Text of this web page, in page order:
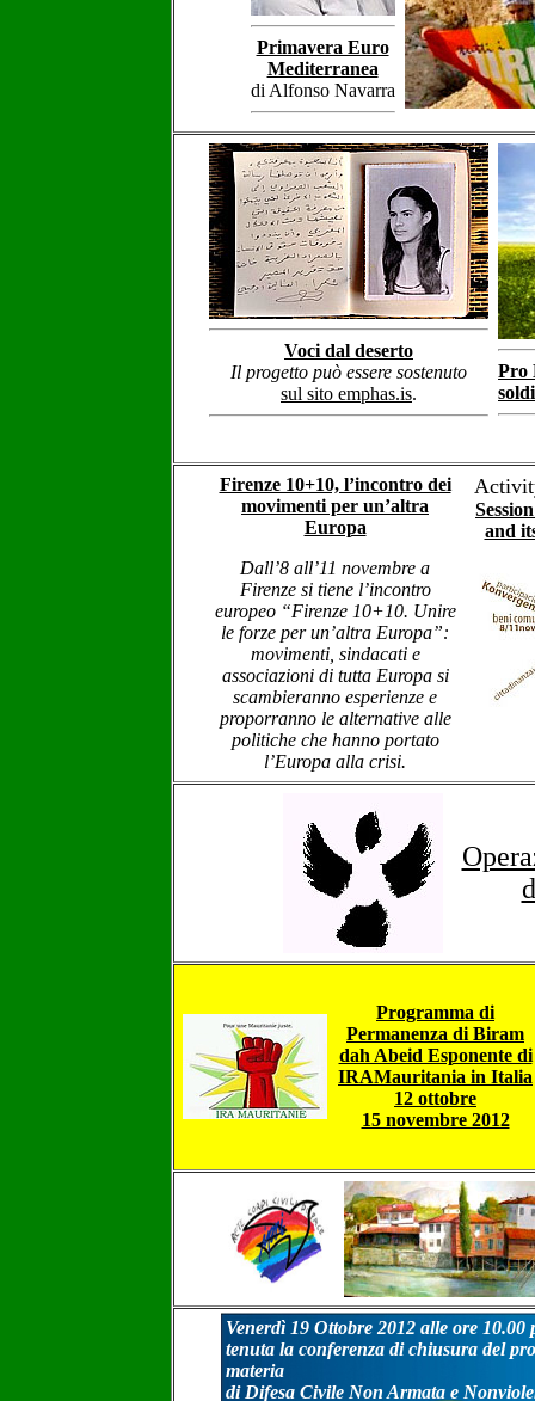
Primavera Euro
Mediterranea
di Alfonso Navarra
Voci dal deserto
Il progetto può essere sostenuto
sul sito emphas.is.
Pro
Firenze 10+10, l’incontro dei
movimenti per un’altra
Europa
Dall’8 all’11 novembre a
Firenze si tiene l’incontro
europeo “Firenze 10+10. Unire
le forze per un’altra Europa”:
movimenti, sindacati e
associazioni di tutta Europa si
scambieranno esperienze e
proporranno le alternative alle
politiche che hanno portato
l’Europa alla crisi.
and
Programma di
Permanenza di Biram
dah Abeid Esponente di
IRAMauritania in Italia
12 ottobre
15 novembre 2012
Venerdì 19 Ottobre 2012 alle ore
tenuta la conferenza di chiusura del
materia
di Difesa Civile Non Armata e